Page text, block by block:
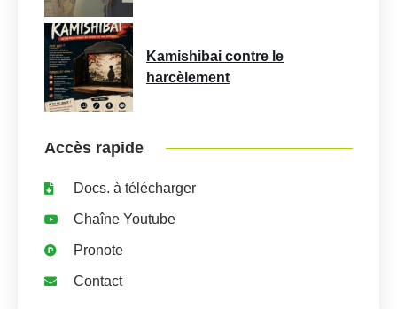
Kamishibai contre le
harcèlement
Accès rapide
Docs. à télécharger
Chaîne Youtube
Pronote
Contact